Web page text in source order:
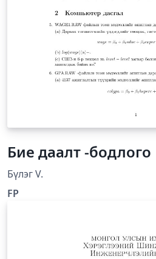
Бие даалт -бодлого
Бүлэг V.
FP